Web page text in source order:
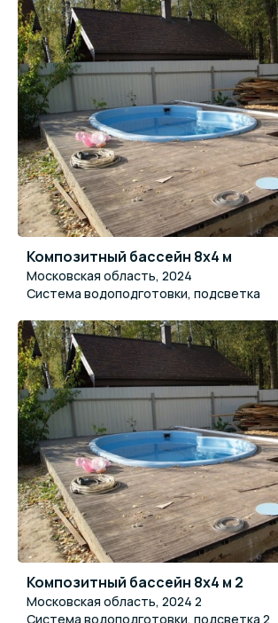
Композитный бассейн 8x4 м
Московская область, 2024
Система водоподготовки, подсветка
Композитный бассейн 8x4 м 2
Московская область, 2024 2
Система водоподготовки, подсветка 2